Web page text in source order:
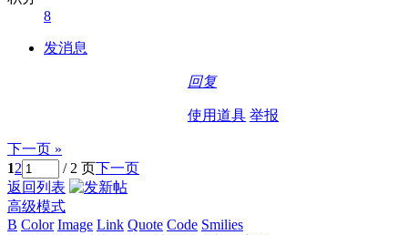
8
发消息
回复
使用道具 举报
下一页 »
12 / 2 页下一页
返回列表
高级模式
B Color Image Link Quote Code Smilies